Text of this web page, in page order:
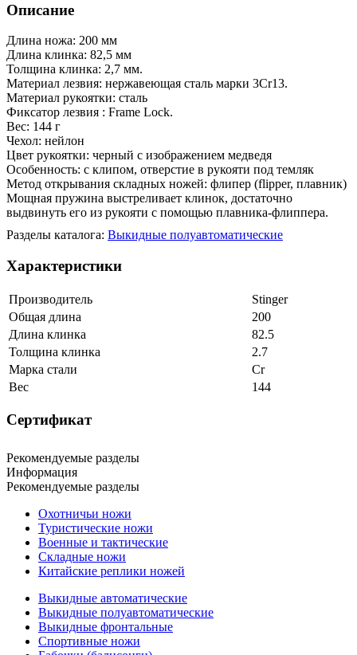
Описание
Длина ножа: 200 мм
Длина клинка: 82,5 мм
Толщина клинка: 2,7 мм.
Материал лезвия: нержавеющая сталь марки 3Cr13.
Материал рукоятки: сталь
Фиксатор лезвия : Frame Lock.
Вес: 144 г
Чехол: нейлон
Цвет рукоятки: черный с изображением медведя
Особенность: с клипом, отверстие в рукояти под темляк
Метод открывания складных ножей: флипер (flipper, плавник)
Мощная пружина выстреливает клинок, достаточно
выдвинуть его из рукояти с помощью плавника-флиппера.
Разделы каталога: Выкидные полуавтоматические
Характеристики
Производитель
Stinger
Общая длина
200
Длина клинка
82.5
Толщина клинка
2.7
Марка стали
Cr
Вес
144
Сертификат
Рекомендуемые разделы
Информация
Рекомендуемые разделы
Охотничьи ножи
Туристические ножи
Военные и тактические
Складные ножи
Китайские реплики ножей
Выкидные автоматические
Выкидные полуавтоматические
Выкидные фронтальные
Спортивные ножи